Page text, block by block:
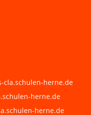
cla.schulen-herne.de
herne.de
herne.de